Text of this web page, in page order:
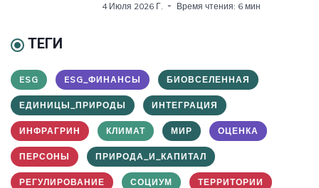
4 Июля 2026 Г. Время чтения: 6 мин
ТЕГИ
ESG ESG_ФИНАНСЫ БИОВСЕЛЕННАЯ
ЕДИНИЦЫ_ПРИРОДЫ ИНТЕГРАЦИЯ
ИНФРАГРИН КЛИМАТ МИР ОЦЕНКА
ПЕРСОНЫ ПРИРОДА_И_КАПИТАЛ
РЕГУЛИРОВАНИЕ СОЦИУМ ТЕРРИТОРИИ